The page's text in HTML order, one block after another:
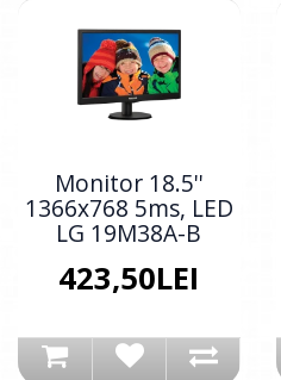
Monitor 18.5''
1366x768 5ms, LED
LG 19M38A-B
423,50LEI